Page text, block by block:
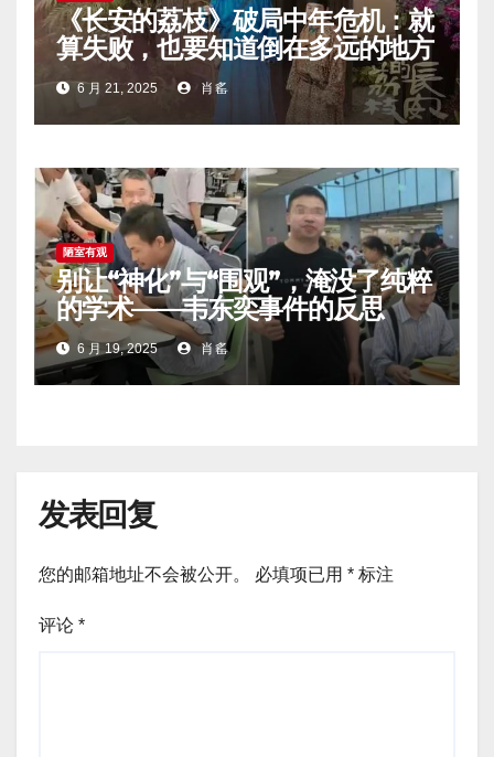
《长安的荔枝》破局中年危机：就
算失败，也要知道倒在多远的地方
6 月 21, 2025 肖䍃
陋室有观
别让“神化”与“围观”，淹没了纯粹
的学术——韦东奕事件的反思
6 月 19, 2025 肖䍃
发表回复
您的邮箱地址不会被公开。 必填项已用 * 标注
评论 *